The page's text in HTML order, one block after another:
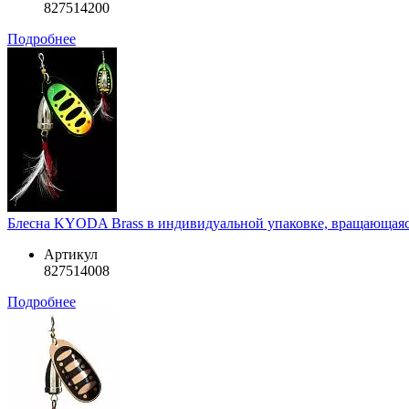
827514200
Подробнее
Блесна KYODA Brass в индивидуальной упаковке,
Артикул
827514008
Подробнее